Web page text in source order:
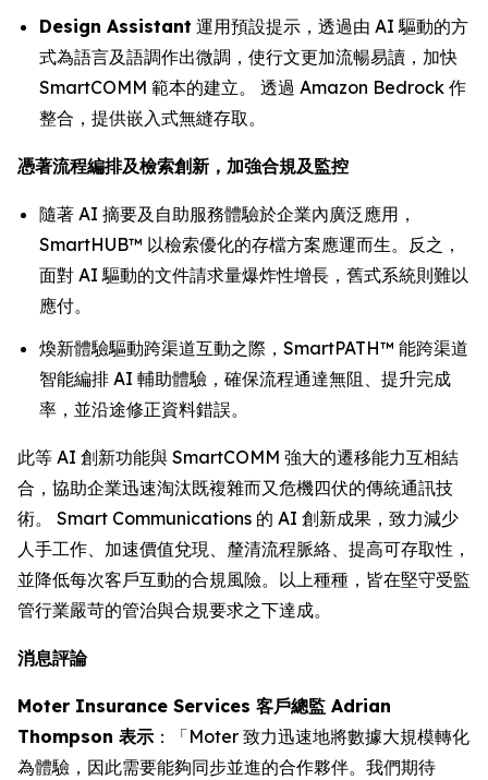
Design Assistant 運用預設提示，透過由 AI 驅動的方
式為語言及語調作出微調，使行文更加流暢易讀，加快
SmartCOMM 範本的建立。 透過 Amazon Bedrock 作
整合，提供嵌入式無縫存取。
憑著流程編排及檢索創新，加強合規及監控
隨著 AI 摘要及自助服務體驗於企業內廣泛應用，
SmartHUB™ 以檢索優化的存檔方案應運而生。反之，
面對 AI 驅動的文件請求量爆炸性增長，舊式系統則難以
應付。
煥新體驗驅動跨渠道互動之際，SmartPATH™ 能跨渠道
智能編排 AI 輔助體驗，確保流程通達無阻、提升完成
率，並沿途修正資料錯誤。
此等 AI 創新功能與 SmartCOMM 強大的遷移能力互相結
合，協助企業迅速淘汰既複雜而又危機四伏的傳統通訊技
術。 Smart Communications 的 AI 創新成果，致力減少
人手工作、加速價值兌現、釐清流程脈絡、提高可存取性，
並降低每次客戶互動的合規風險。以上種種，皆在堅守受監
管行業嚴苛的管治與合規要求之下達成。
消息評論
Moter Insurance Services 客戶總監 Adrian
Thompson 表示 ：「Moter 致力迅速地將數據大規模轉化
為體驗，因此需要能夠同步並進的合作夥伴。我們期待